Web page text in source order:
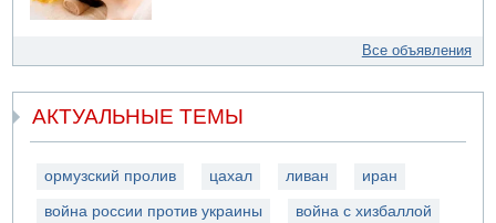
Все объявления
АКТУАЛЬНЫЕ ТЕМЫ
ормузский пролив цахал ливан иран
война россии против украины война с хизбаллой